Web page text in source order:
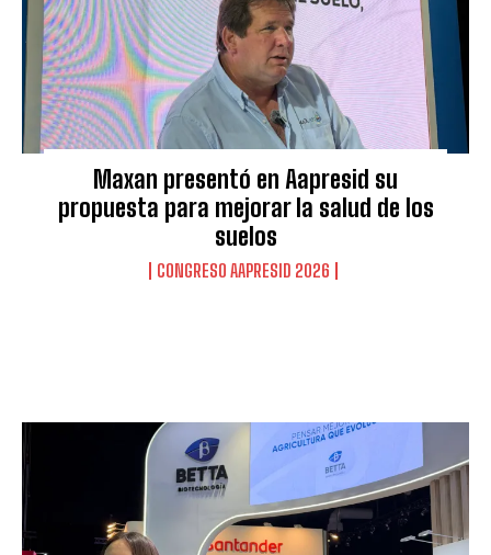
Maxan presentó en Aapresid su
propuesta para mejorar la salud de los
suelos
CONGRESO AAPRESID 2026